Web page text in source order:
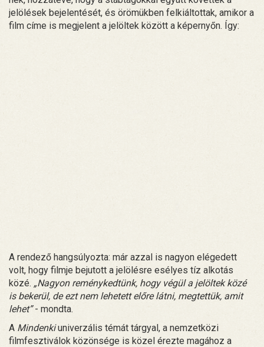
jelölések bejelentését, és örömükben felkiáltottak, amikor a
film címe is megjelent a jelöltek között a képernyőn. Így:
A rendező hangsúlyozta: már azzal is nagyon elégedett
volt, hogy filmje bejutott a jelölésre esélyes tíz alkotás
közé. „Nagyon reménykedtünk, hogy végül a jelöltek közé
is bekerül, de ezt nem lehetett előre látni, megtettük, amit
lehet”- mondta.
A Mindenkiuniverzális témát tárgyal, a nemzetközi
filmfesztiválok közönsége is közel érezte magához a